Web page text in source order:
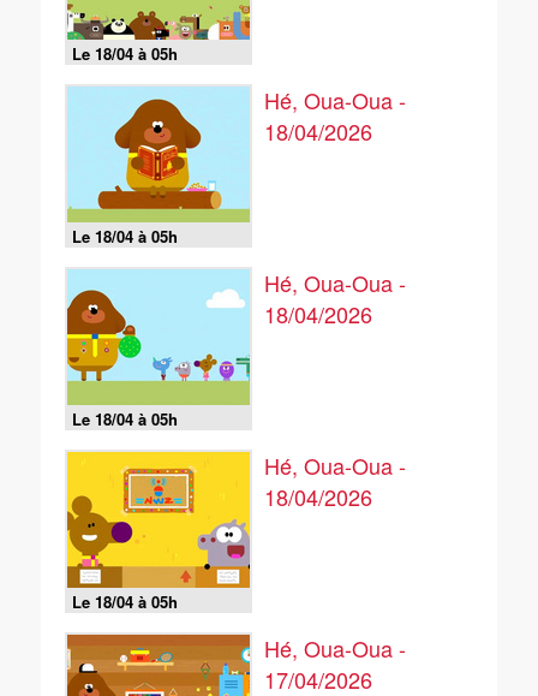
Le 18/04 à 05h
Le 18/04 à 05h
Hé, Oua-Oua -
18/04/2026
Le 18/04 à 05h
Hé, Oua-Oua -
18/04/2026
Le 18/04 à 05h
Hé, Oua-Oua -
18/04/2026
Hé, Oua-Oua -
17/04/2026